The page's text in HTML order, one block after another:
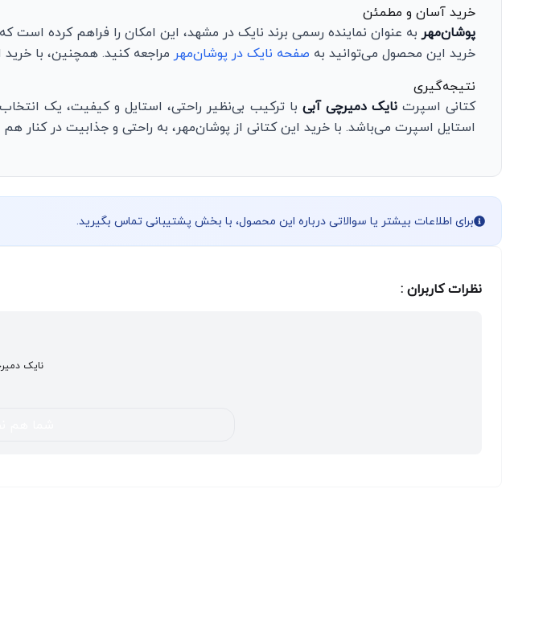
خرید آسان و مطمئن
پوشان‌مهربه عنوان نماینده رسمی برند نایک در مشهد، این امکان را فراهم کرده
خرید این محصول می‌توانید به صفحه نایک در پوشان‌مهر مراجعه کنید. همچنین، با
نتیجه‌گیری
کتانی اسپرتنایک دمیرچی آبی با ترکیب بی‌نظیر راحتی، استایل و کیفیت، یک
استایل اسپرت می‌باشد. با خرید این کتانی از پوشان‌مهر، به راحتی و جذابیت در
برای اطلاعات بیشتر یا سوالاتی درباره این محصول، با بخش پشتیبانی تماس بگیرید.
نظرات کاربران :
نایک